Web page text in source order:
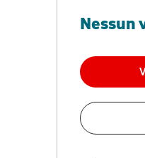
Nessun